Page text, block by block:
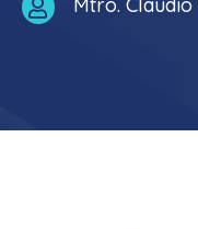
 Mtro. Claudio